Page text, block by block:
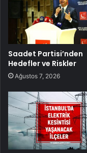
Saadet Partisi’nden
Hedefler ve Riskler
Ağustos 7, 2026